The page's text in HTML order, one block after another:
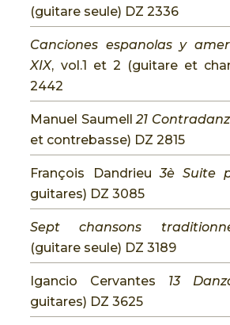
(guitare seule) DZ 2336
Canciones espanolas y
XIX, vol.1 et 2 (guitare et
2442
Manuel Saumell21
et contrebasse) DZ 2815
François Dandrieu3è Suite
guitares) DZ 3085
Sept chansons
(guitare seule) DZ 3189
Igancio Cervantes 13
guitares) DZ 3625